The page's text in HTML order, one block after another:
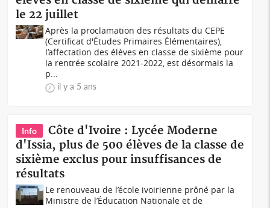
le 22 juillet
Après la proclamation des résultats du CEPE
(Certificat d'Études Primaires Élémentaires),
l’affectation des élèves en classe de sixième pour
la rentrée scolaire 2021-2022, est désormais la
p...
il y a 5 ans
Info
Côte d'Ivoire : Lycée Moderne
d'Issia, plus de 500 élèves de la classe de
sixième exclus pour insuffisances de
résultats
Le renouveau de l’école ivoirienne prôné par la
Ministre de l’Éducation Nationale et de